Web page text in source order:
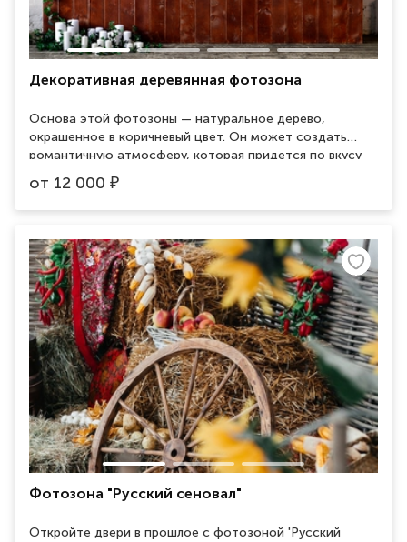
Декоративная деревянная фотозона
Основа этой фотозоны — натуральное дерево,
окрашенное в коричневый цвет. Он может создать
романтичную атмосферу, которая придется по вкусу
всем без исключения. Не менее эффектно будет
смотреться эта фотозона с добавлением живых или
искусственных цветов. С помощью воображения
добавив столик, кресло или диван с книгой на полотно.
Эврика! У вас готова уникальная фотозона для
атмосферных снимков.
от 12 000 ₽
Фотозона "Русский сеновал"
Откройте двери в прошлое с фотозоной 'Русский